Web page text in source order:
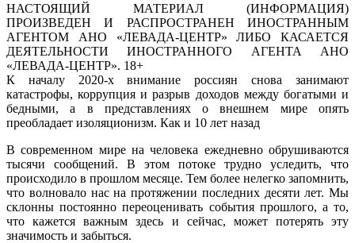
НАСТОЯЩИЙ МАТЕРИАЛ (ИНФОРМАЦИЯ)
ПРОИЗВЕДЕН И РАСПРОСТРАНЕН ИНОСТРАННЫМ
АГЕНТОМ АНО «ЛЕВАДА-ЦЕНТР» ЛИБО КАСАЕТСЯ
ДЕЯТЕЛЬНОСТИ ИНОСТРАННОГО АГЕНТА АНО
«ЛЕВАДА-ЦЕНТР». 18+
К началу 2020-х внимание россиян снова занимают
катастрофы, коррупция и разрыв доходов между богатыми и
бедными, а в представлениях о внешнем мире опять
преобладает изоляционизм. Как и 10 лет назад
В современном мире на человека ежедневно обрушиваются
тысячи сообщений. В этом потоке трудно уследить, что
происходило в прошлом месяце. Тем более нелегко запомнить,
что волновало нас на протяжении последних десяти лет. Мы
склонны постоянно переоценивать события прошлого, а то,
что кажется важным здесь и сейчас, может потерять эту
значимость и забыться.